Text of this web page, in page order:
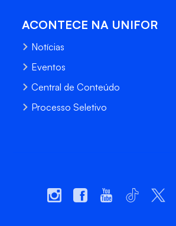
ACONTECE NA UNIFOR
Notícias
Eventos
Central de Conteúdo
Processo Seletivo